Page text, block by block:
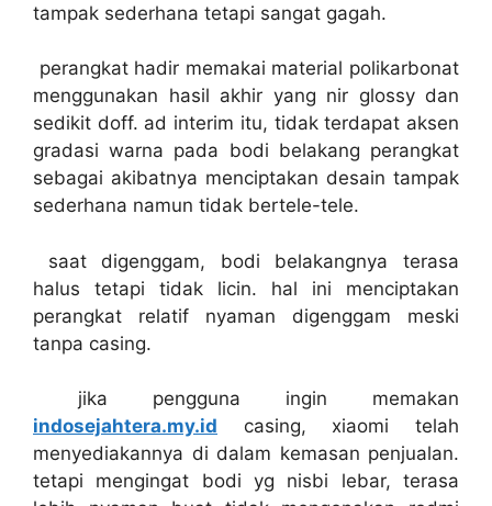
tampak sederhana tetapi sangat gagah.
perangkat hadir memakai material polikarbonat
menggunakan hasil akhir yang nir glossy dan
sedikit doff. ad interim itu, tidak terdapat aksen
gradasi warna pada bodi belakang perangkat
sebagai akibatnya menciptakan desain tampak
sederhana namun tidak bertele-tele.
saat digenggam, bodi belakangnya terasa
halus tetapi tidak licin. hal ini menciptakan
perangkat relatif nyaman digenggam meski
tanpa casing.
jika pengguna ingin memakan
indosejahtera.my.id casing, xiaomi telah
menyediakannya di dalam kemasan penjualan.
tetapi mengingat bodi yg nisbi lebar, terasa